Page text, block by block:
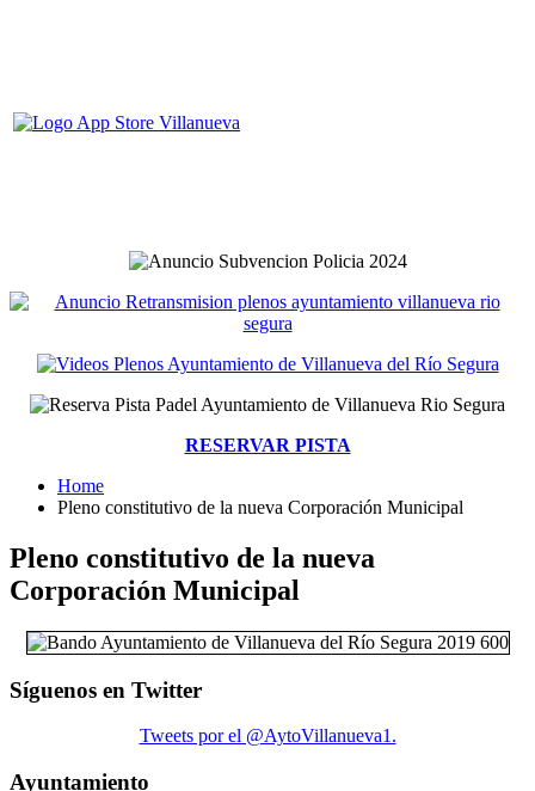
RESERVAR PISTA
Home
Pleno constitutivo de la nueva Corporación Municipal
Pleno constitutivo de la nueva
Corporación Municipal
Síguenos en Twitter
Tweets por el @AytoVillanueva1.
Ayuntamiento